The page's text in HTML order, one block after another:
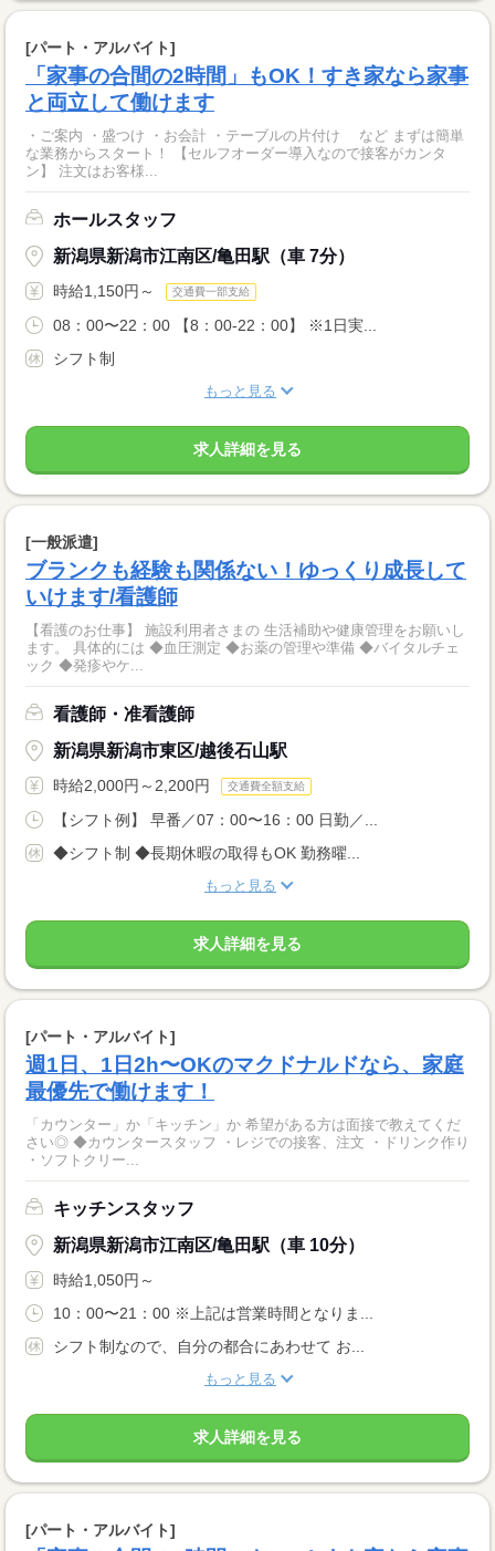
[パート・アルバイト]
「家事の合間の2時間」もOK！すき家なら家事
と両立して働けます
・ご案内 ・盛つけ ・お会計 ・テーブルの片付け など まずは簡単
な業務からスタート！ 【セルフオーダー導入なので接客がカンタ
ン】 注文はお客様...
ホールスタッフ
新潟県新潟市江南区/亀田駅（車 7分）
時給1,150円～ 交通費一部支給
08：00〜22：00 【8：00-22：00】 ※1日実...
シフト制
もっと見る
求人詳細を見る
[一般派遣]
ブランクも経験も関係ない！ゆっくり成長して
いけます/看護師
【看護のお仕事】 施設利用者さまの 生活補助や健康管理をお願いし
ます。 具体的には ◆血圧測定 ◆お薬の管理や準備 ◆バイタルチェ
ック ◆発疹やケ...
看護師・准看護師
新潟県新潟市東区/越後石山駅
時給2,000円～2,200円 交通費全額支給
【シフト例】 早番／07：00〜16：00 日勤／...
◆シフト制 ◆長期休暇の取得もOK 勤務曜...
もっと見る
求人詳細を見る
[パート・アルバイト]
週1日、1日2h〜OKのマクドナルドなら、家庭
最優先で働けます！
「カウンター」か「キッチン」か 希望がある方は面接で教えてくだ
さい◎ ◆カウンタースタッフ ・レジでの接客、注文 ・ドリンク作り
・ソフトクリー...
キッチンスタッフ
新潟県新潟市江南区/亀田駅（車 10分）
時給1,050円～
10：00〜21：00 ※上記は営業時間となりま...
シフト制なので、自分の都合にあわせて お...
もっと見る
求人詳細を見る
[パート・アルバイト]